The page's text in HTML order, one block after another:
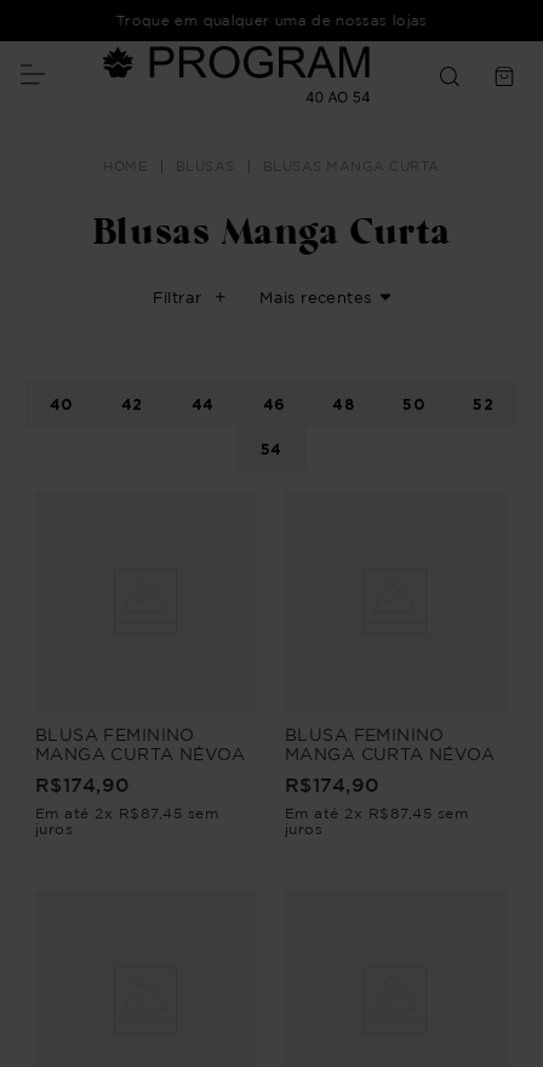
Troque em qualquer uma de nossas lojas
BLUSAS BLUSAS MANGA CURTA
Blusas Manga Curta
Filtrar Mais recentes
40 42 44 46 48 50 52
54
BLUSA FEMININO
MANGA CURTA NÉVOA
R$174,90
Em até 2 x R$ 87, 45 sem
juros
BLUSA FEMININO
MANGA CURTA NÉVOA
R$174,90
Em até 2 x R$ 87, 45 sem
juros